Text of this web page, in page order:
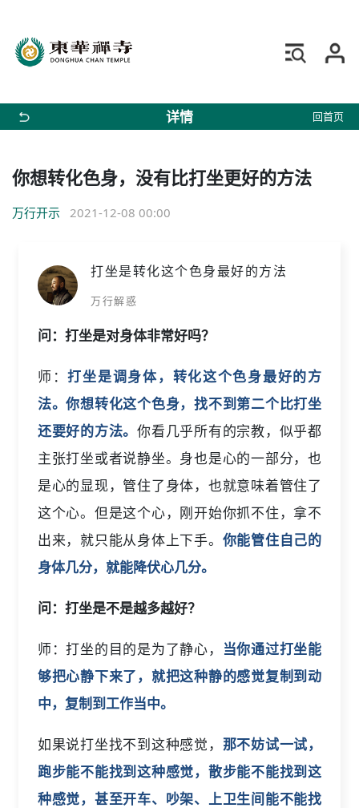
详情 回首页
你想转化色身，没有比打坐更好的方法
万行开示 2021-12-08 00:00
打坐是转化这个色身最好的方法
万行解惑
问：打坐是对身体非常好吗？
师：打坐是调身体，转化这个色身最好的方
法。你想转化这个色身，找不到第二个比打坐
还要好的方法。你看几乎所有的宗教，似乎都
主张打坐或者说静坐。身也是心的一部分，也
是心的显现，管住了身体，也就意味着管住了
这个心。但是这个心，刚开始你抓不住，拿不
出来，就只能从身体上下手。 你能管住自己的
身体几分，就能降伏心几分。
问：打坐是不是越多越好？
师：打坐的目的是为了静心，
当你通过打坐能
够把心静下来了，就把这种静的感觉复制到动
中，复制到工作当中。
如果说打坐找不到这种感觉， 那不妨试一试，
跑步能不能找到这种感觉，散步能不能找到这
种感觉，甚至开车、吵架、上卫生间能不能找